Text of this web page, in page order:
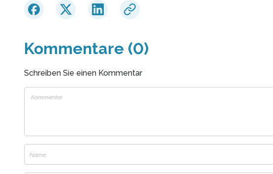
Kommentare (0)
Schreiben Sie einen Kommentar